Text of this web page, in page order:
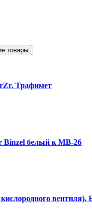
товары
Трафимет
Binzel белый к MB-26